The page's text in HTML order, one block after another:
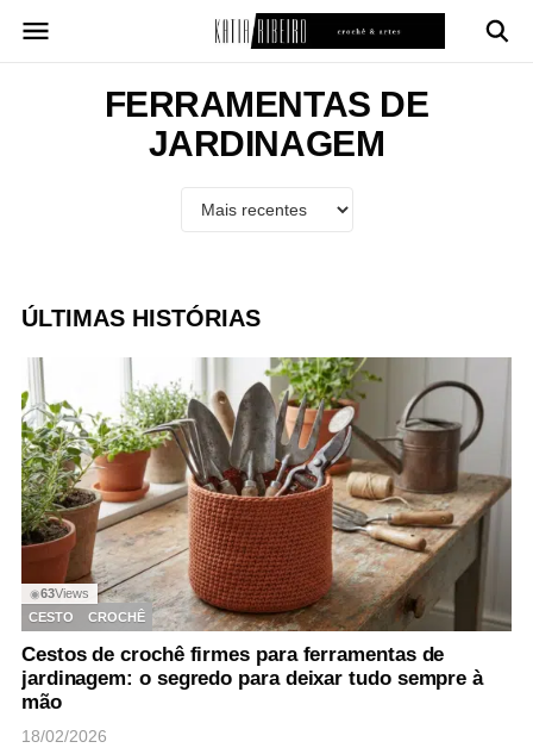
para
FERRAMENTAS DE
JARDINAGEM
ÚLTIMAS HISTÓRIAS
◉63Views
CESTO
CROCHÊ
Cestos de crochê firmes para ferramentas de
jardinagem: o segredo para deixar tudo sempre à
mão
18/02/2026